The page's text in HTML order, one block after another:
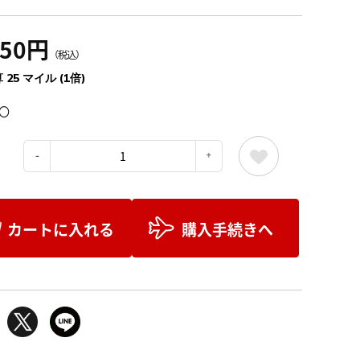
円 （税込）
25 マイル (1倍)
カートに入れる 購入手続きへ